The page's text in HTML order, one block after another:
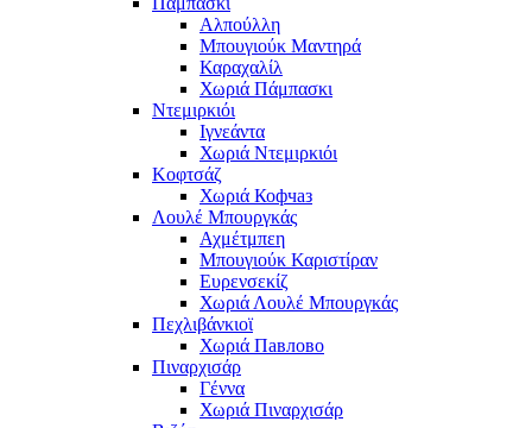
Αλπούλλη
Μπουγιούκ Μαντηρά
Καραχαλίλ
Χωριά Πάμπασκι
Ντεμιρκιόι
Ιγνεάντα
Χωριά Ντεμιρκιόι
Κοφτσάζ
Χωριά Кофчаз
Λουλέ Μπουργκάς
Αχμέτμπεη
Μπουγιούκ Καριστίραν
Ευρενσεκίζ
Χωριά Λουλέ Μπουργκάς
Πεχλιβάνκιοϊ
Χωριά Павлово
Πιναρχισάρ
Γέννα
Χωριά Πιναρχισάρ